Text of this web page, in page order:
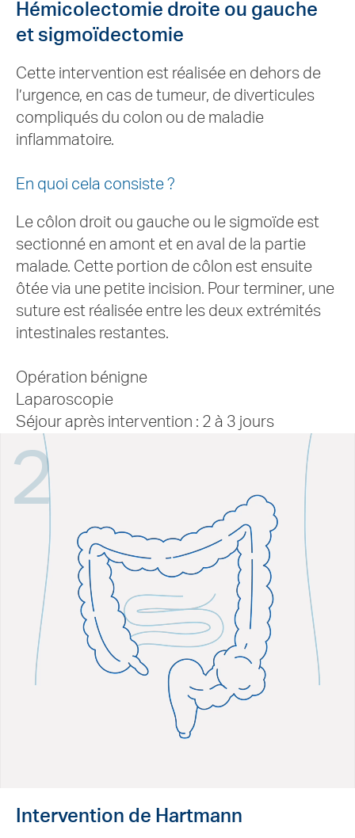
Hémicolectomie droite ou gauche
et sigmoïdectomie
Cette intervention est réalisée en dehors de
l’urgence, en cas de tumeur, de diverticules
compliqués du colon ou de maladie
inflammatoire.
En quoi cela consiste ?
Le côlon droit ou gauche ou le sigmoïde est
sectionné en amont et en aval de la partie
malade. Cette portion de côlon est ensuite
ôtée via une petite incision. Pour terminer, une
suture est réalisée entre les deux extrémités
intestinales restantes.
Opération bénigne
Laparoscopie
Séjour après intervention : 2 à 3 jours
2
Intervention de Hartmann